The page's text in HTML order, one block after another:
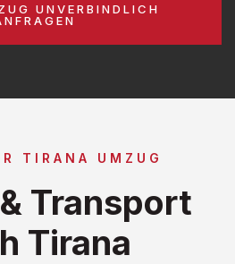
UNVERBINDLICH
TIRANA UMZUG
Transport
Tirana